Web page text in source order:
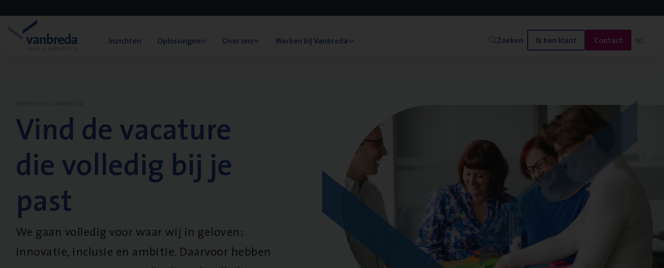
Inzichten Oplossingen Over ons Werken bij Vanbreda Zoeken Ik ben klant Contact NL
Vind de vacature
die volledig bij je
past
We gaan volledig voor waar wij in geloven:
innovatie, inclusie en ambitie. Daarvoor hebben